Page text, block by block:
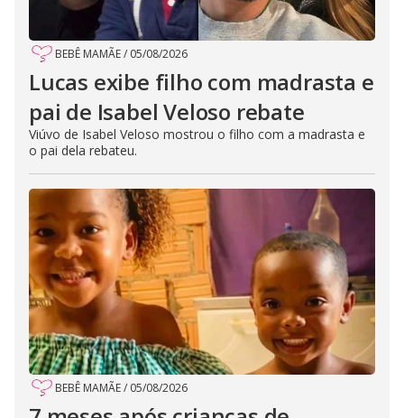
BEBÊ MAMÃE/ 05/08/2026
Lucas exibe filho com madrasta e
pai de Isabel Veloso rebate
Viúvo de Isabel Veloso mostrou o filho com a madrasta e
o pai dela rebateu.
BEBÊ MAMÃE/ 05/08/2026